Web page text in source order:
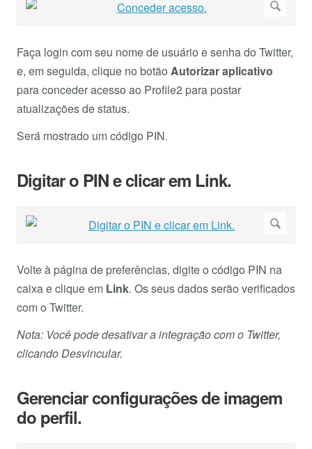
Faça login com seu nome de usuário e senha do Twitter,
e, em seguida, clique no botão Autorizar aplicativo
para conceder acesso ao Profile2 para postar
atualizações de status.
Será mostrado um código PIN.
Digitar o PIN e clicar em Link.
Volte à página de preferências, digite o código PIN na
caixa e clique em Link. Os seus dados serão verificados
com o Twitter.
Nota: Você pode desativar a integração com o Twitter,
clicando Desvincular.
Gerenciar configurações de imagem
do perfil.